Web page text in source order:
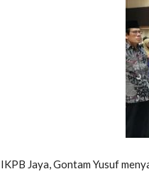
Jaya, Gontam Yusuf